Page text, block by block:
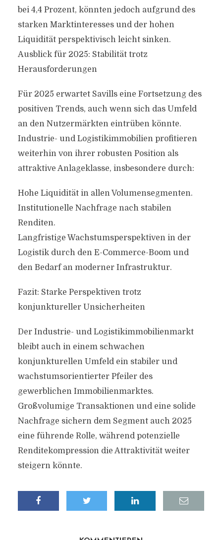
bei 4,4 Prozent, könnten jedoch aufgrund des
starken Marktinteresses und der hohen
Liquidität perspektivisch leicht sinken.
Ausblick für 2025: Stabilität trotz
Herausforderungen
Für 2025 erwartet Savills eine Fortsetzung des
positiven Trends, auch wenn sich das Umfeld
an den Nutzermärkten eintrüben könnte.
Industrie- und Logistikimmobilien profitieren
weiterhin von ihrer robusten Position als
attraktive Anlageklasse, insbesondere durch:
Hohe Liquidität in allen Volumensegmenten.
Institutionelle Nachfrage nach stabilen
Renditen.
Langfristige Wachstumsperspektiven in der
Logistik durch den E-Commerce-Boom und
den Bedarf an moderner Infrastruktur.
Fazit: Starke Perspektiven trotz
konjunktureller Unsicherheiten
Der Industrie- und Logistikimmobilienmarkt
bleibt auch in einem schwachen
konjunkturellen Umfeld ein stabiler und
wachstumsorientierter Pfeiler des
gewerblichen Immobilienmarktes.
Großvolumige Transaktionen und eine solide
Nachfrage sichern dem Segment auch 2025
eine führende Rolle, während potenzielle
Renditekompression die Attraktivität weiter
steigern könnte.